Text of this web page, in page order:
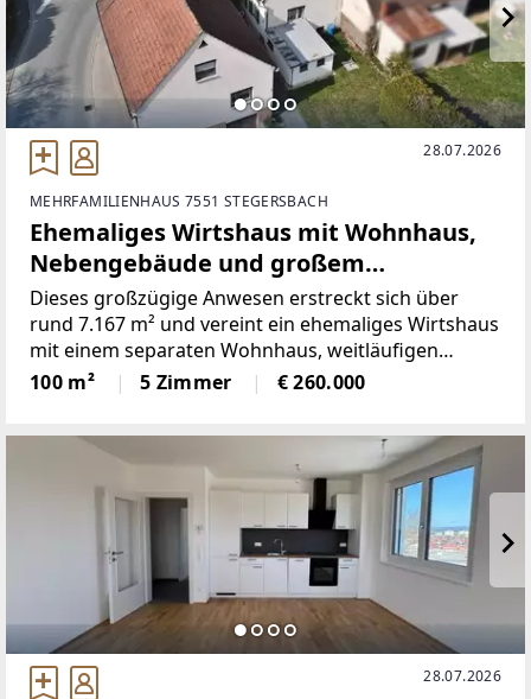
28.07.2026
MEHRFAMILIENHAUS 7551 STEGERSBACH
Ehemaliges Wirtshaus mit Wohnhaus,
Nebengebäude und großem
Grundstück in Stegersbach
Dieses großzügige Anwesen erstreckt sich über
rund 7.167 m² und vereint ein ehemaliges Wirtshaus
mit einem separaten Wohnhaus, weitläufigen
Nebengebäuden und einem großen Garten. Die
Kombination aus bestehender Struktur und
100 m² 5 Zimmer € 260.000
28.07.2026